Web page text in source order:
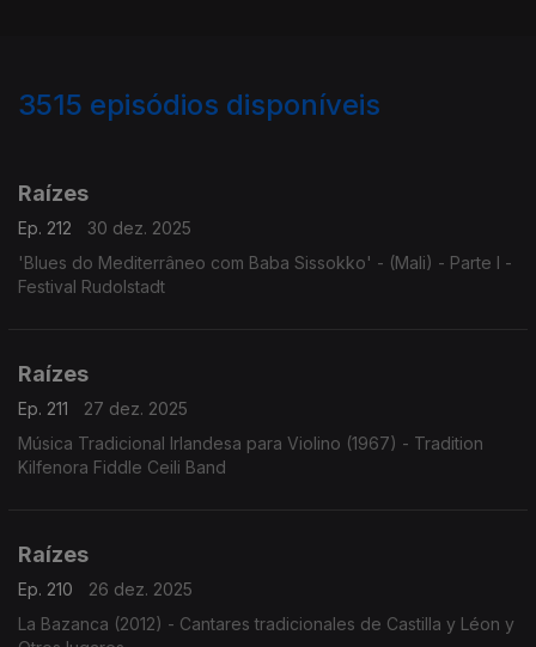
3515 episódios disponíveis
Raízes
Ep. 212
30 dez. 2025
'Blues do Mediterrâneo com Baba Sissokko' - (Mali) - Parte I -
Festival Rudolstadt
Raízes
Ep. 211
27 dez. 2025
Música Tradicional Irlandesa para Violino (1967) - Tradition
Kilfenora Fiddle Ceili Band
Raízes
Ep. 210
26 dez. 2025
La Bazanca (2012) - Cantares tradicionales de Castilla y Léon y